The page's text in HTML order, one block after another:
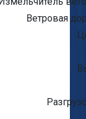
Ветровая